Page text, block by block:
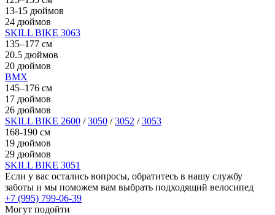
13-15 дюймов
24 дюймов
SKILL BIKE 3063
135–177 см
20.5 дюймов
20 дюймов
BMX
145–176 см
17 дюймов
26 дюймов
SKILL BIKE 2600 /3050 /3052 /3053
168-190 см
19 дюймов
29 дюймов
SKILL BIKE 3051
Если у вас остались вопросы, обратитесь в нашу службу
заботы и мы поможем вам выбрать подходящий велосипед
+7 (995) 799-06-39
Могут подойти